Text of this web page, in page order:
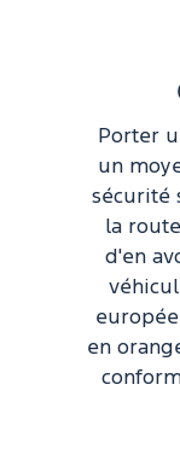
Porter
un
sécurité
la
d'en
en